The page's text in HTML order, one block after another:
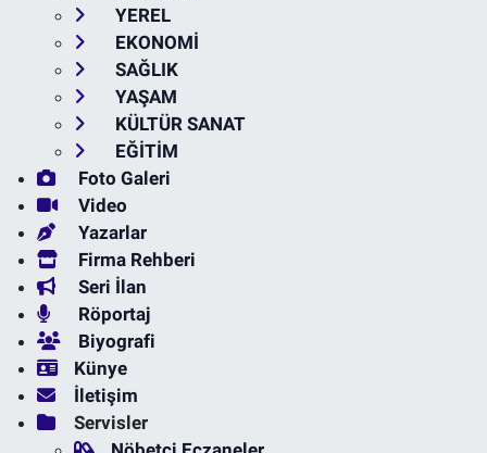
YEREL
EKONOMİ
SAĞLIK
YAŞAM
KÜLTÜR SANAT
EĞİTİM
Foto Galeri
Video
Yazarlar
Firma Rehberi
Seri İlan
Röportaj
Biyografi
Künye
İletişim
Servisler